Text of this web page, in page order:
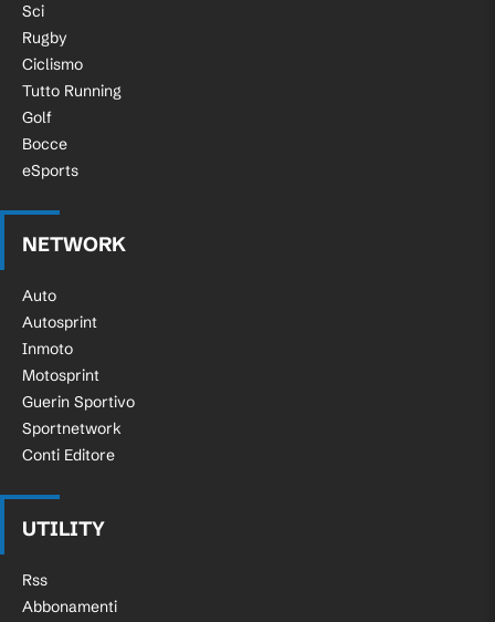
Sci
Rugby
Ciclismo
Tutto Running
Golf
Bocce
eSports
NETWORK
Auto
Autosprint
Inmoto
Motosprint
Guerin Sportivo
Sportnetwork
Conti Editore
UTILITY
Rss
Abbonamenti